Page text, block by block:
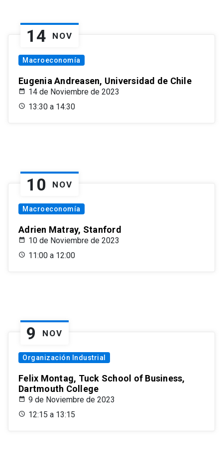
14 NOV
Macroeconomía
Eugenia Andreasen, Universidad de Chile
14 de Noviembre de 2023
13:30 a 14:30
10 NOV
Macroeconomía
Adrien Matray, Stanford
10 de Noviembre de 2023
11:00 a 12:00
9 NOV
Organización Industrial
Felix Montag, Tuck School of Business,
Dartmouth College
9 de Noviembre de 2023
12:15 a 13:15